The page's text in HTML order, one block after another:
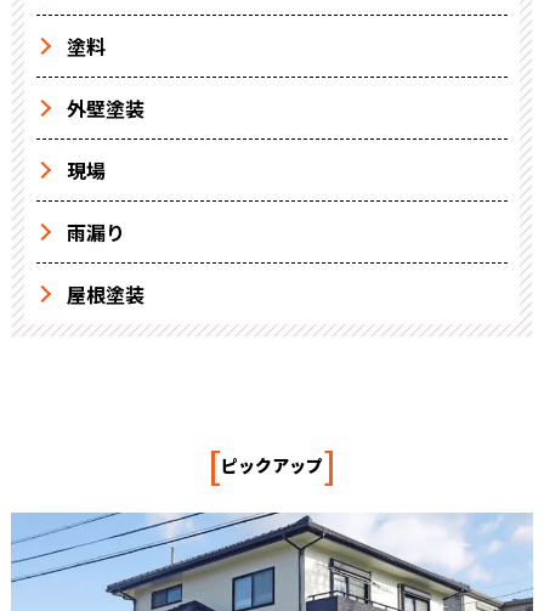
塗料
外壁塗装
現場
雨漏り
屋根塗装
[ピックアップ]